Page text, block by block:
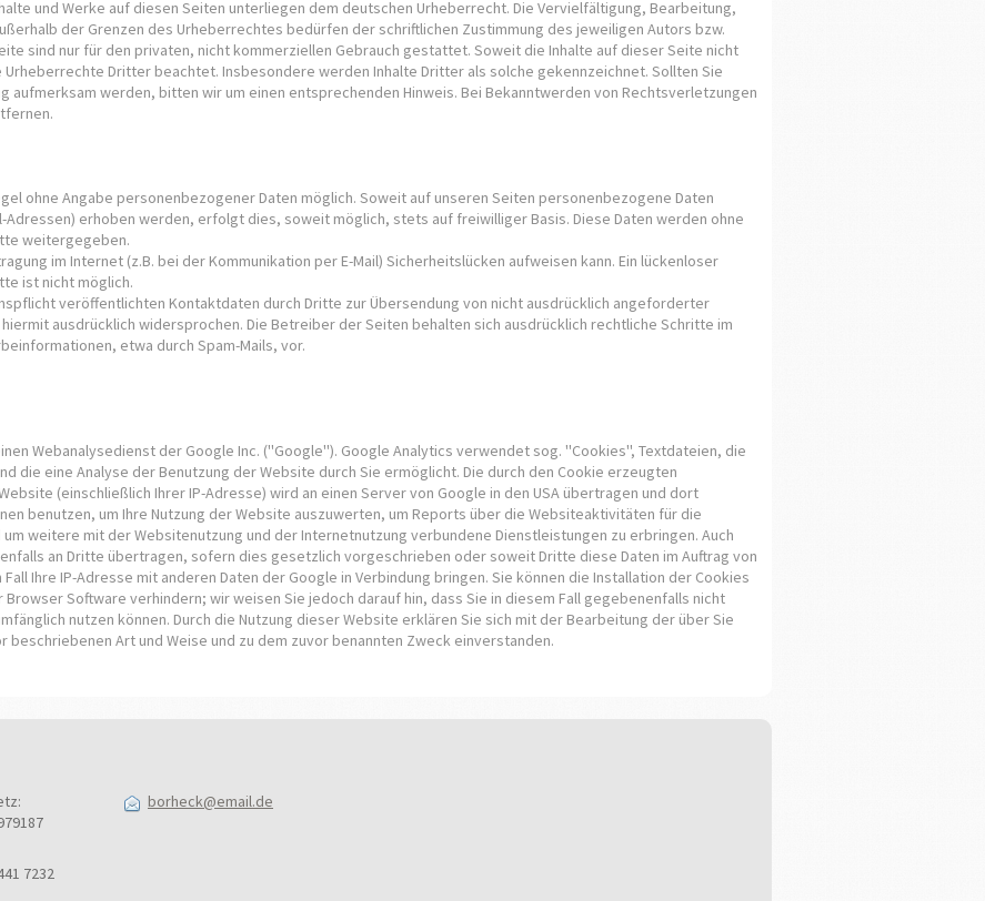
und Werke auf diesen Seiten unterliegen dem deutschen Urheberrecht. Die Vervielfältigung, Bearbeitung,
der Grenzen des Urheberrechtes bedürfen der schriftlichen Zustimmung des jeweiligen Autors bzw.
sind nur für den privaten, nicht kommerziellen Gebrauch gestattet. Soweit die Inhalte auf dieser Seite nicht
Dritter beachtet. Insbesondere werden Inhalte Dritter als solche gekennzeichnet. Sollten Sie
werden, bitten wir um einen entsprechenden Hinweis. Bei Bekanntwerden von Rechtsverletzungen
ohne Angabe personenbezogener Daten möglich. Soweit auf unseren Seiten personenbezogene Daten
Adressen) erhoben werden, erfolgt dies, soweit möglich, stets auf freiwilliger Basis. Diese Daten werden ohne
weitergegeben.
im Internet (z.B. bei der Kommunikation per E-Mail) Sicherheitslücken aufweisen kann. Ein lückenloser
ist nicht möglich.
veröffentlichten Kontaktdaten durch Dritte zur Übersendung von nicht ausdrücklich angeforderter
ausdrücklich widersprochen. Die Betreiber der Seiten behalten sich ausdrücklich rechtliche Schritte im
etwa durch Spam-Mails, vor.
Webanalysedienst der Google Inc. (''Google''). Google Analytics verwendet sog. ''Cookies'', Textdateien, die
die eine Analyse der Benutzung der Website durch Sie ermöglicht. Die durch den Cookie erzeugten
(einschließlich Ihrer IP-Adresse) wird an einen Server von Google in den USA übertragen und dort
benutzen, um Ihre Nutzung der Website auszuwerten, um Reports über die Websiteaktivitäten für die
weitere mit der Websitenutzung und der Internetnutzung verbundene Dienstleistungen zu erbringen. Auch
an Dritte übertragen, sofern dies gesetzlich vorgeschrieben oder soweit Dritte diese Daten im Auftrag von
Ihre IP-Adresse mit anderen Daten der Google in Verbindung bringen. Sie können die Installation der Cookies
Software verhindern; wir weisen Sie jedoch darauf hin, dass Sie in diesem Fall gegebenenfalls nicht
nutzen können. Durch die Nutzung dieser Website erklären Sie sich mit der Bearbeitung der über Sie
beschriebenen Art und Weise und zu dem zuvor benannten Zweck einverstanden.
7232
borheck@email.de